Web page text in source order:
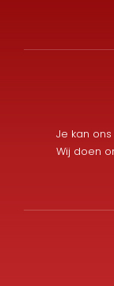
Je kan
Wij doen